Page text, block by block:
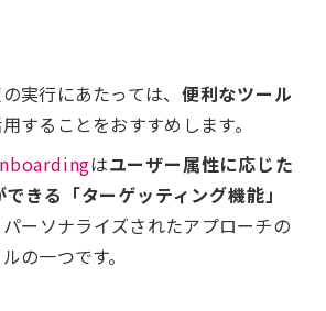
実行にあたっては、 便利なツール
することをおすすめします。
はユーザー属性に応じた
きる「ターゲッティング機能」
ーソナライズされたアプローチの
の一つです。